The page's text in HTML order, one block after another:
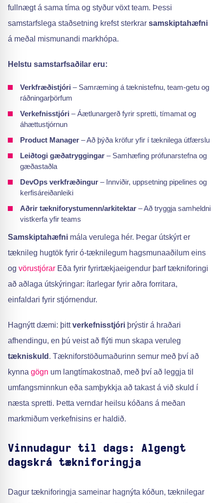
fullnægt á sama tíma og styður vöxt team. Þessi
samstarfslega staðsetning krefst sterkrar samskiptahæfni
á meðal mismunandi markhópa.
Helstu samstarfsaðilar eru:
Verkfræðistjóri – Samræming á tæknistefnu, team-getu og
ráðningarþörfum
Verkefnisstjóri – Áætlunargerð fyrir spretti, tímamat og
áhættustjórnun
Product Manager – Að þýða kröfur yfir í tæknilega útfærslu
Leiðtogi gæðatryggingar – Samhæfing prófunarstefna og
gæðastaðla
DevOps verkfræðingur – Innviðir, uppsetning pipelines og
kerfisáreiðanleiki
Aðrir tækniforystumenn/arkitektar – Að tryggja samheldni
vistkerfa yfir teams
Samskiptahæfni mála verulega hér. Þegar útskýrt er
tæknileg hugtök fyrir ó-tæknilegum hagsmunaaðilum eins
og vörustjórar Eða fyrir fyrirtækjaeigendur þarf tækniforingi
að aðlaga útskýringar: ítarlegar fyrir aðra forritara,
einfaldari fyrir stjórnendur.
Hagnýtt dæmi: þittverkefnisstjóri þrýstir á hraðari
afhendingu, en þú veist að flýti mun skapa veruleg
tækniskuld . Tækniforstöðumaðurinn semur með því að
kynna gögn um langtímakostnað, með því að leggja til
umfangsminnkun eða samþykkja að takast á við skuld í
næsta spretti. Þetta verndar heilsu kóðans á meðan
markmiðum verkefnisins er haldið.
Vinnudagur til dags: Algengt
dagskrá tækniforingja
Dagur tækniforingja sameinar hagnýta kóðun, tæknilegar